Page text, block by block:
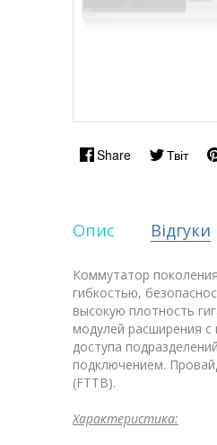
Share Твіт
Опис Відгуки
Коммутатор
гибкостью,
высокую плотность
модулей расширения
доступа
подключением.
(FTTB).
Характеристика: